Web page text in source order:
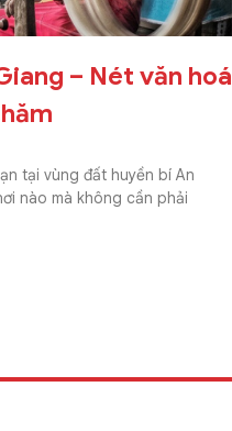
– Nét văn hoá
tại vùng đất huyền bí An
nào mà không cần phải